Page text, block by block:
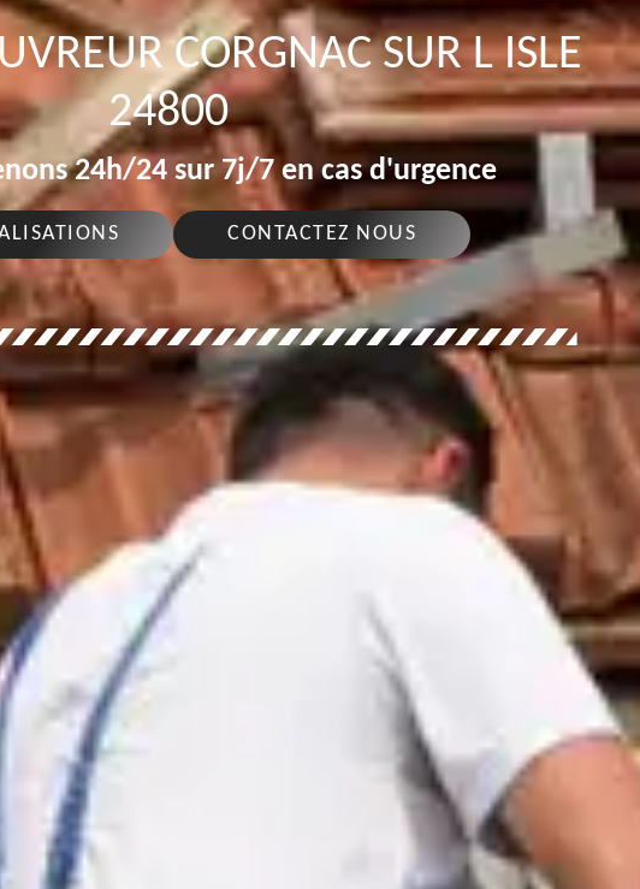
CORGNAC SUR L ISLE
24800
24h/24 sur 7j/7 en cas d'urgence
CONTACTEZ NOUS